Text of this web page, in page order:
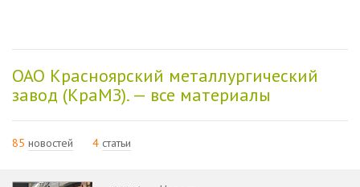
ОАО Красноярский металлургический
завод (КраМЗ). — все материалы
85 новостей 4 статьи